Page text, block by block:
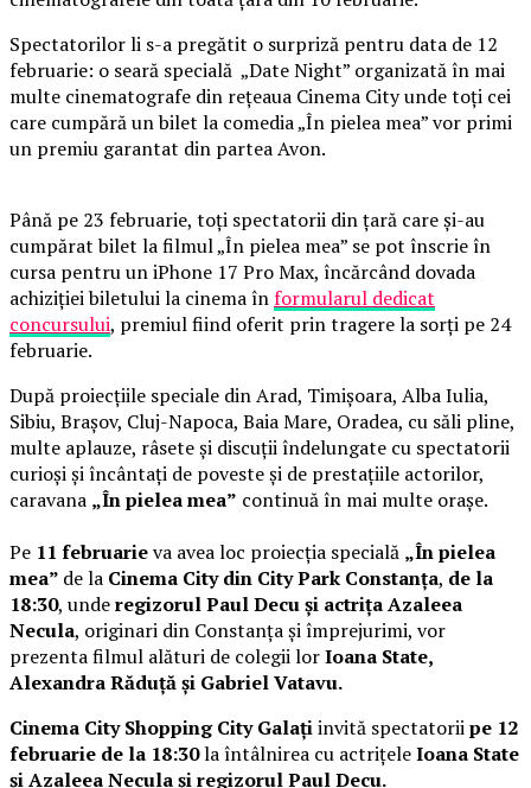
Spectatorilor li s-a pregătit o surpriză pentru data de 12
februarie: o seară specială „Date Night” organizată în mai
multe cinematografe din rețeaua Cinema City unde toți cei
care cumpără un bilet la comedia „În pielea mea” vor primi
un premiu garantat din partea Avon.
Până pe 23 februarie, toți spectatorii din țară care și-au
cumpărat bilet la filmul „În pielea mea” se pot înscrie în
cursa pentru un iPhone 17 Pro Max, încărcând dovada
achiziției biletului la cinema înformularul dedicat
concursului, premiul fiind oferit prin tragere la sorți pe 24
februarie.
După proiecțiile speciale din Arad, Timișoara, Alba Iulia,
Sibiu, Brașov, Cluj-Napoca, Baia Mare, Oradea, cu săli pline,
multe aplauze, râsete și discuții îndelungate cu spectatorii
curioși și încântați de poveste și de prestațiile actorilor,
caravana „În pielea mea” continuă în mai multe orașe.
Pe 11 februarieva avea loc proiecția specială „În pielea
mea” de la Cinema City din City Park Constanța, de la
18:30, underegizorul Paul Decu și actrița Azaleea
Necula, originari din Constanța și împrejurimi, vor
prezenta filmul alături de colegii lorIoana State,
Alexandra Răduță și Gabriel Vatavu.
Cinema City Shopping City Galațiinvită spectatoriipe 12
februarie de la 18:30la întâlnirea cu actrițeleIoana State
și Azaleea Necula și regizorul Paul Decu.